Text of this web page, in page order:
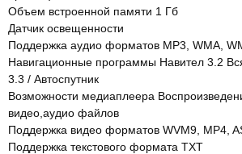
Объем встроенной памяти 1 Гб
Датчик освещенности
Поддержка аудио форматов MP3, WMA,
Навигационные программы Навител 3.2
3.3 / Автоспутник
Возможности медиаплеера
видео,аудио файлов
Поддержка видео форматов WVM9, MP4,
Поддержка текстового формата TXT